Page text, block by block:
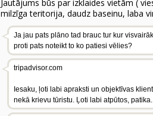
Jautājums būs par izklaides vietām (
milzīga teritorija, daudz baseinu, laba
Ja jau pats plāno tad brauc tur kur
proti pats noteikt to ko patiesi vēlies?
tripadvisor.com
Iesaku, ļoti labi apraksti un objektīvas
nekā krievu tūristu. Ļoti labi atpūtos, patika.